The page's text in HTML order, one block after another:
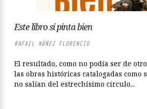
Este libro sí pinta bien
RAFAEL NÚÑEZ FLORENCIO
El resultado, como no podía ser de
las obras históricas catalogadas como
no salían del estrechísimo círculo...